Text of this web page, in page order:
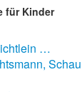
für Kinder
…